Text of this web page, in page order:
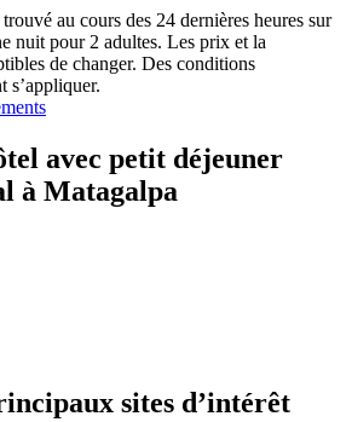
au cours des 24 dernières heures sur
nuit pour 2 adultes. Les prix et la
de changer. Des conditions
s’appliquer.
avec petit déjeuner
à Matagalpa
sites d’intérêt